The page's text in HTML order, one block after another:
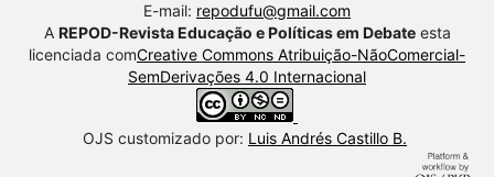
E-mail: repodufu@gmail.com
A REPOD-Revista Educação e Políticas em Debateesta
licenciada comCreative Commons Atribuição-NãoComercial-
SemDerivações 4.0 Internacional
OJS customizado por: Luis Andrés Castillo B.